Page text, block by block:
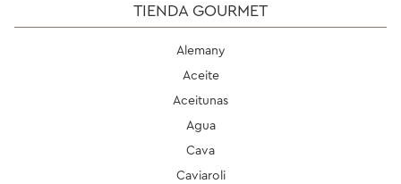
TIENDA GOURMET
Alemany
Aceite
Aceitunas
Agua
Cava
Caviaroli